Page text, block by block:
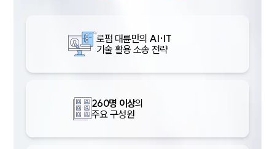
로펌 대륜만의 AI·IT
기술 활용 소송 전략
260명 이상의
주요 구성원